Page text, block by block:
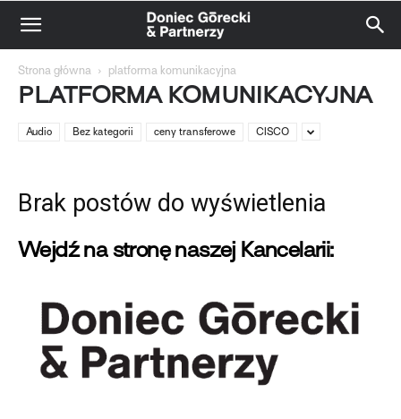
Strona główna platforma komunikacyjna
PLATFORMA KOMUNIKACYJNA
Audio Bez kategorii ceny transferowe CISCO
Brak postów do wyświetlenia
Wejdź na stronę naszej Kancelarii: